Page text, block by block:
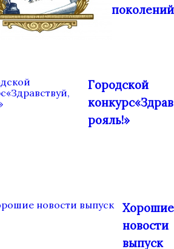
Городской
рояль!»
Хорошие
новости
выпуск